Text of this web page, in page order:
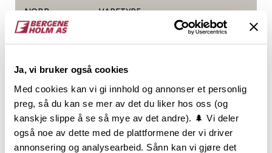
Ja, vi bruker også cookies
Med cookies kan vi gi innhold og annonser et personlig
preg, så du kan se mer av det du liker hos oss (og
kanskje slippe å se så mye av det andre). 🌲 Vi deler
også noe av dette med de plattformene der vi driver
annonsering og analysearbeid. Sånn kan vi gjøre det
NOBB VARETYPE
26437764
Produktinformasjon
Den diskre listverksserien ENKEL er like ujålete som
navnet. Slett og glatt med avrundede hjørner gjør
den alt annet enn å fremheve seg selv. Serien passer